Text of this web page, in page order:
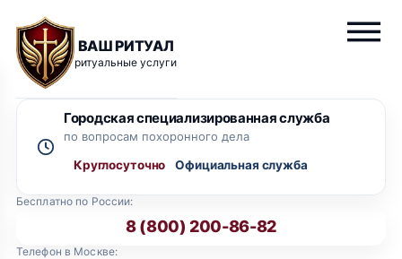
ВАШ РИТУАЛ
ритуальные услуги
Бесплатно по России:
8 (800) 200-86-82
Телефон в Москве:
Городская специализированная служба
по вопросам похоронного дела
Круглосуточно